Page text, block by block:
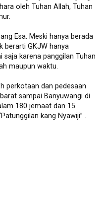
oleh Tuhan Allah, Tuhan
Esa. Meski hanya berada
berarti GKJW hanya
karena panggilan Tuhan
maupun waktu.
perkotaan dan pedesaan
sampai Banyuwangi di
180 jemaat dan 15
kang Nyawiji” .